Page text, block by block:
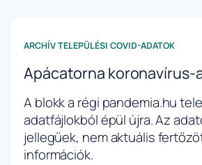
ARCHÍV TELEPÜLÉSI COVID-ADATOK
Apácatorna koronavírus-
A blokk a régi pandemia.hu
adatfájlokból épül újra. Az
jellegűek, nem aktuális
információk.